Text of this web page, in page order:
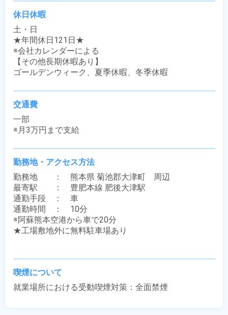
休日休暇
土・日
★年間休日121日★
※会社カレンダーによる
【その他長期休暇あり】
ゴールデンウィーク、夏季休暇、冬季休暇
交通費
一部
※月3万円まで支給
勤務地・アクセス方法
勤務地　　：　熊本県 菊池郡大津町　周辺
最寄駅　　：　豊肥本線 肥後大津駅
通勤手段　：　車
通勤時間　：　10分
※阿蘇熊本空港から車で20分
★工場敷地外に無料駐車場あり
喫煙について
就業場所における受動喫煙対策：全面禁煙